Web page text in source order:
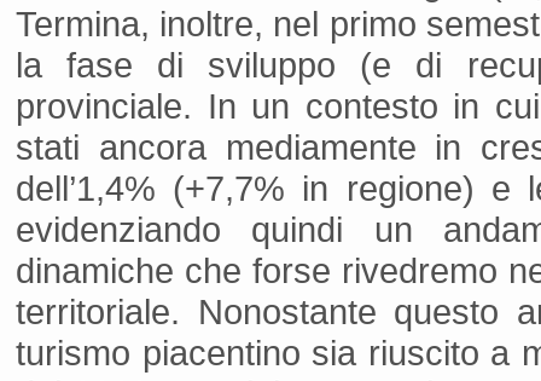
Termina, inoltre, nel primo
la fase di sviluppo (e di
provinciale. In un contesto in
stati ancora mediamente in
dell’1,4% (+7,7% in regione)
evidenziando quindi un
dinamiche che forse rivedremo
territoriale. Nonostante questo
turismo piacentino sia riuscito a